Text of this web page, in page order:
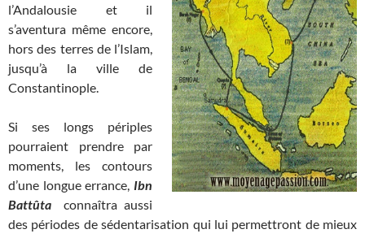
l’Andalousie et il
s’aventura même encore,
hors des terres de l’Islam,
jusqu’à la ville de
Constantinople.
Si ses longs périples
pourraient prendre par
moments, les contours
d’une longue errance, Ibn
Battûta
connaîtra aussi
des périodes de sédentarisation qui lui permettront de mieux